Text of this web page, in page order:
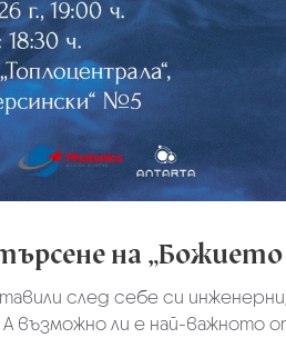
на „Божието
след себе си
А възможно ли е най-важното